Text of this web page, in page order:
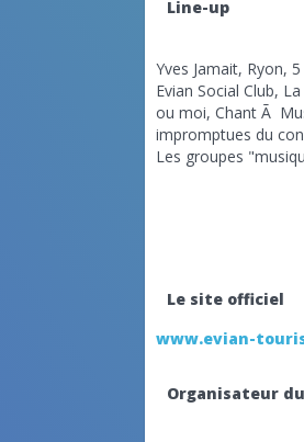
Line-up
Yves Jamait, Ryon,
Evian Social Club,
ou moi, Chant Ã
impromptues du
Les groupes
Le site officiel
www.evian-
Organisateur